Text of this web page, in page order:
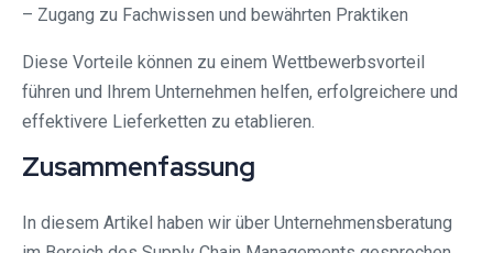
– Zugang zu Fachwissen und bewährten Praktiken
Diese Vorteile können zu einem Wettbewerbsvorteil
führen und Ihrem Unternehmen helfen, erfolgreichere und
effektivere Lieferketten zu etablieren.
Zusammenfassung
In diesem Artikel haben wir über Unternehmensberatung